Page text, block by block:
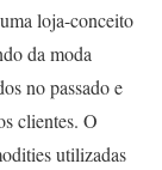
loja-conceito
da moda
no passado e
clientes. O
utilizadas